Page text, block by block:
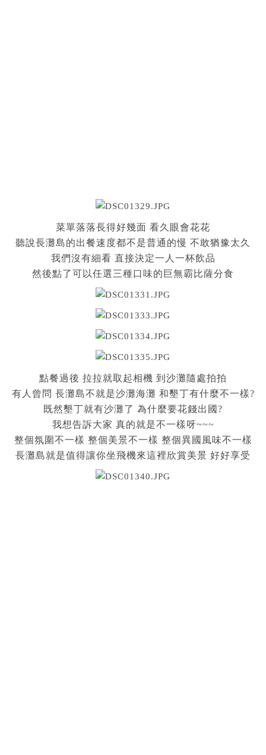
菜單落落長得好幾面 看久眼會花花
聽說長灘島的出餐速度都不是普通的慢 不敢猶豫太久
我們沒有細看 直接決定一人一杯飲品
然後點了可以任選三種口味的巨無霸比薩分食
點餐過後 拉拉就取起相機 到沙灘隨處拍拍
有人曾問 長灘島不就是沙灘海灘 和墾丁有什麼不一樣?
既然墾丁就有沙灘了 為什麼要花錢出國?
我想告訴大家 真的就是不一樣呀~~~
整個氛圍不一樣 整個美景不一樣 整個異國風味不一樣
長灘島就是值得讓你坐飛機來這裡欣賞美景 好好享受